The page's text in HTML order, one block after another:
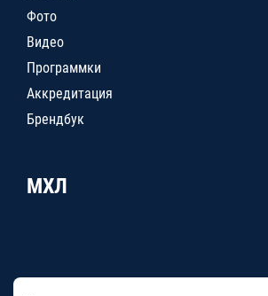
Фото
Видео
Программки
Аккредитация
Брендбук
МХЛ